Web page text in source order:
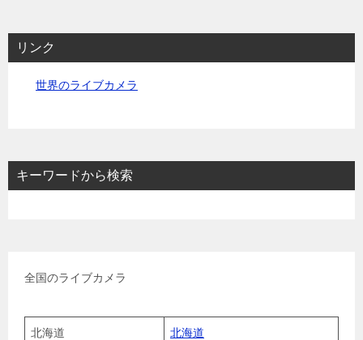
リンク
世界のライブカメラ
キーワードから検索
全国のライブカメラ
北海道 北海道